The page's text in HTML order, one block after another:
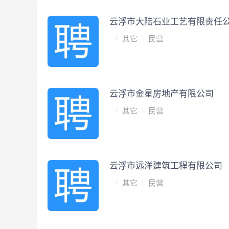
云浮市大陆石业工艺有限责任
其它 民营
云浮市金星房地产有限公司
其它 民营
云浮市远洋建筑工程有限公司
其它 民营